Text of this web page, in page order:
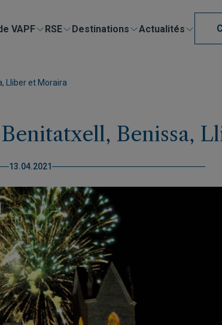
VAPF RSE Destinations Actualités
Lliber et Moraira
Benissa,
13.04.2021